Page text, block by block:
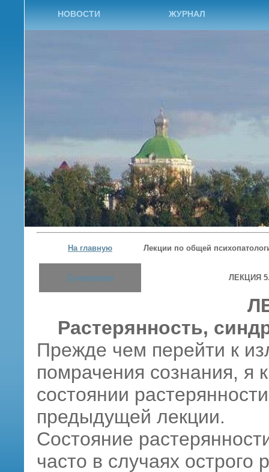
НОВОСТИ ЖУРНАЛ
На главную Лекции по общей
Содержание ЛЕКЦИЯ
Растерянность,
Прежде чем перейти к
помрачения сознания, я
состоянии
предыдущей лекции.
Состояние
часто в случаях острого